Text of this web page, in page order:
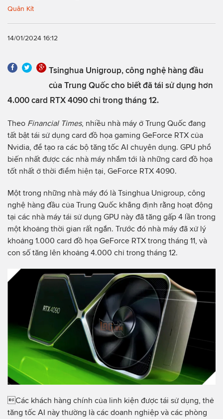
Quân Kít
14/01/2024 16:12
Tsinghua Unigroup, công nghệ hàng đầu
của Trung Quốc cho biết đã tái sử dụng hơn
4.000 card RTX 4090 chỉ trong tháng 12.
Theo Financial Times, nhiều nhà máy ở Trung Quốc đang
tất bật tái sử dụng card đồ họa gaming GeForce RTX của
Nvidia, để tạo ra các bộ tăng tốc AI chuyên dụng. GPU phổ
biến nhất được các nhà máy nhắm tới là những card đồ họa
tốt nhất ở thời điểm hiện tại, GeForce RTX 4090.
Một trong những nhà máy đó là Tsinghua Unigroup, công
nghệ hàng đầu của Trung Quốc khẳng định rằng hoạt động
tại các nhà máy tái sử dụng GPU này đã tăng gấp 4 lần trong
một khoảng thời gian rất ngắn. Trước đó nhà máy đã xử lý
khoảng 1.000 card đồ họa GeForce RTX trong tháng 11, và
con số tăng lên khoảng 4.000 chỉ trong tháng 12.
Các khách hàng chính của linh kiện được tái sử dụng, thẻ
tăng tốc AI này thường là các doanh nghiệp và các phòng